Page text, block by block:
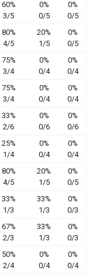
60%
3/5
0%
0/5
0%
0/5
80%
4/5
20%
1/5
0%
0/5
75%
3/4
0%
0/4
0%
0/4
75%
3/4
0%
0/4
0%
0/4
33%
2/6
0%
0/6
0%
0/6
25%
1/4
0%
0/4
0%
0/4
80%
4/5
20%
1/5
0%
0/5
33%
1/3
33%
1/3
0%
0/3
67%
2/3
33%
1/3
0%
0/3
50%
2/4
0%
0/4
0%
0/4